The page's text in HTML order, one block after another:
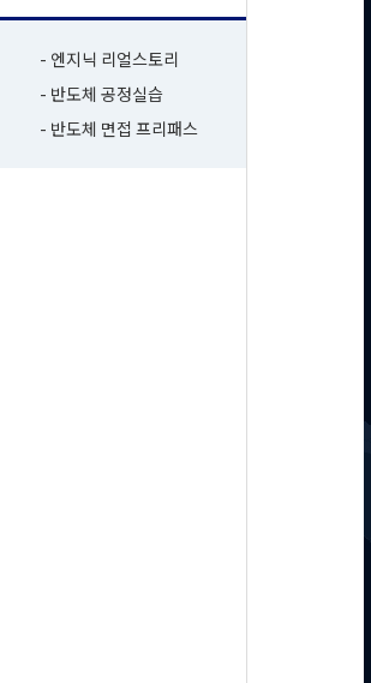
- 엔지닉 리얼스토리
- 반도체 공정실습
- 반도체 면접 프리패스